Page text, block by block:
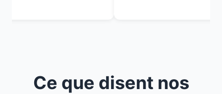
Ce que disent nos